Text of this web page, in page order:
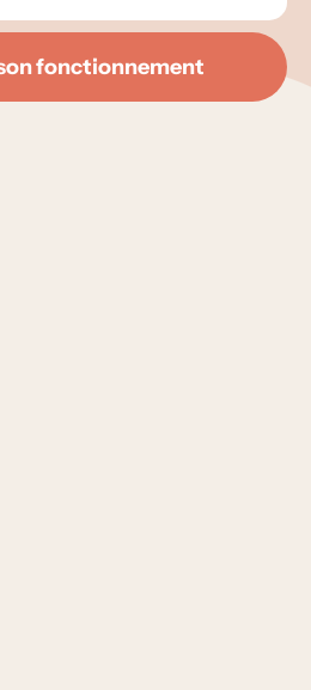
fonctionnement